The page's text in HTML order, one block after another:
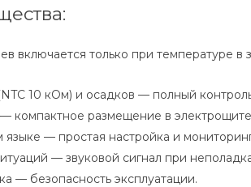
включается только при температуре
10 кОм) и осадков — полный
компактное размещение в
— простая настройка и
— звуковой сигнал при
— безопасность эксплуатации.